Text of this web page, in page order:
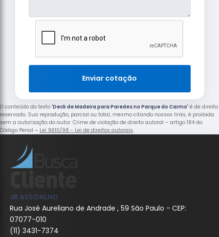
Enviar cotação
O conteúdo do texto "Deck de Madeira para Paredes no Parque do Carmo" é de direito
reservado. Sua reprodução, parcial ou total, mesmo citando nossos links, é proibida
sem a autorização do autor. Crime de violação de direito autoral – artigo 184 do
Código Penal – Lei 9610/98 - Lei de direitos autorais.
JR ASSOALHO
Rua José Aureliano de Andrade , 59 São Paulo - CEP:
07077-010
(11) 3431-7374